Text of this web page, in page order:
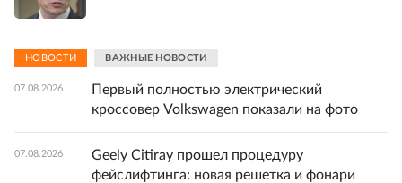
НОВОСТИ ВАЖНЫЕ НОВОСТИ
07.08.2026
Первый полностью электрический
кроссовер Volkswagen показали на фото
07.08.2026
Geely Citiray прошел процедуру
фейслифтинга: новая решетка и фонари